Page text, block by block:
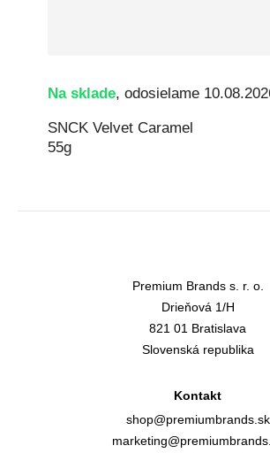
Na sklade, odosielame
SNCK Velvet Caramel
55g
Premium Brands s. r. o.
Drieňová 1/H
821 01 Bratislava
Slovenská republika
Kontakt
shop@premiumbrands.sk